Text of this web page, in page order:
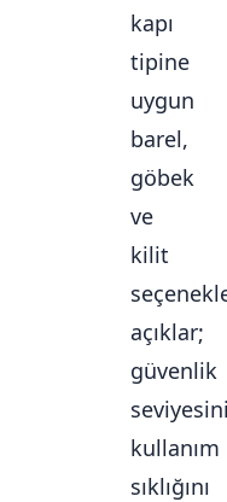
kapı
tipine
uygun
barel,
göbek
ve
kilit
açıklar;
güvenlik
kullanım
sıklığını